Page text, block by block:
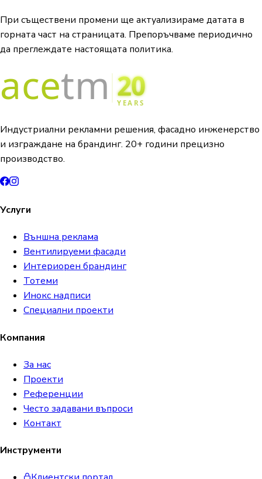
При съществени промени ще актуализираме датата в
горната част на страницата. Препоръчваме периодично
да преглеждате настоящата политика.
Индустриални рекламни решения, фасадно инженерство
и изграждане на брандинг. 20+ години прецизно
производство.
Услуги
Външна реклама
Вентилируеми фасади
Интериорен брандинг
Тотеми
Инокс надписи
Специални проекти
Компания
За нас
Проекти
Референции
Често задавани въпроси
Контакт
Инструменти